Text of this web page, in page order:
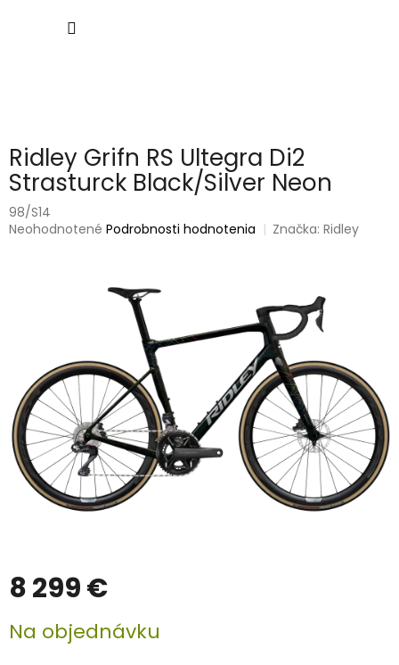
Ridley Grifn RS Ultegra Di2
Strasturck Black/Silver Neon
98/S14
Priemerné
Neohodnotené Podrobnosti hodnotenia Značka:Ridley
8 299 €
cena:
Na objednávku